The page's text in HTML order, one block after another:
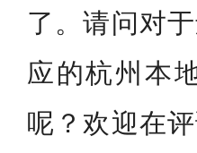
了。请问对
应的杭州本
呢？欢迎在